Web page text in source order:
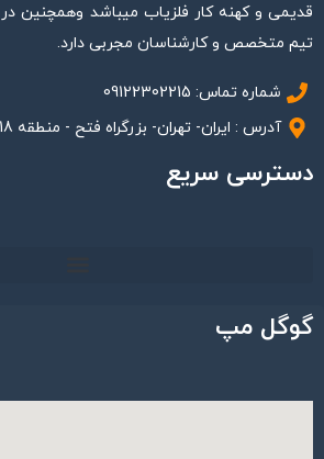
قدیمی و کهنه کار فلزیاب میباشد وهمچنین در
تیم متخصص و کارشناسان مجربی دارد.
شماره تماس: 09122302215
آدرس : ایران- تهران- بزرگراه فتح - منطقه 18
دسترسی سریع
گوگل مپ